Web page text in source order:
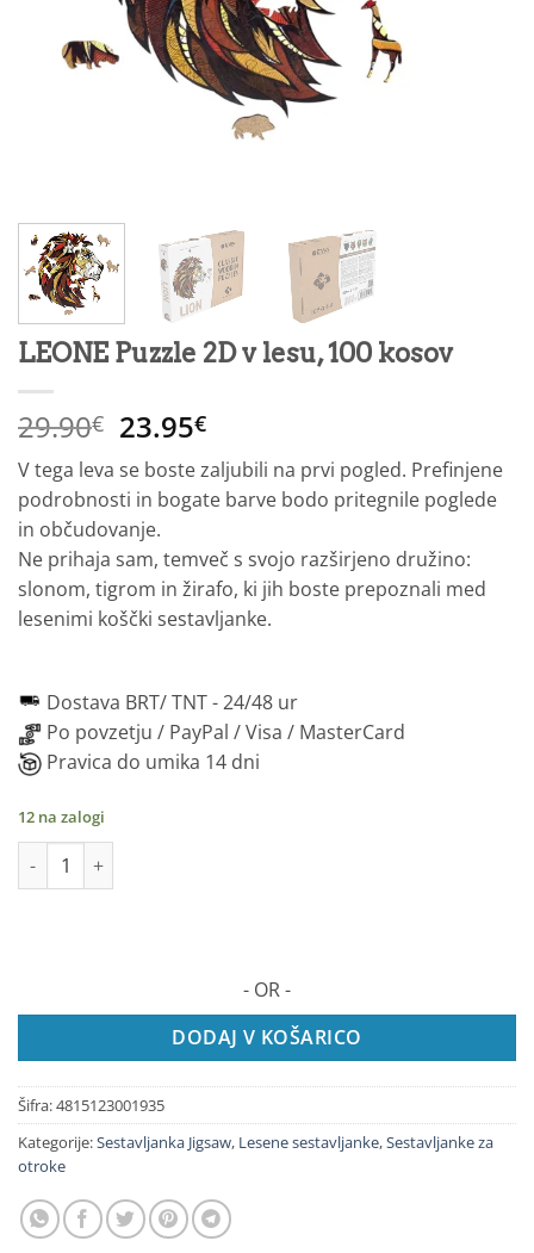
LEONE Puzzle 2D v lesu, 100 kosov
29.90€ Izvirna
cena
je
bila:
29.90€.
23.95€Trenutna
cena
je:
23.95€.
V tega leva se boste zaljubili na prvi pogled. Prefinjene
podrobnosti in bogate barve bodo pritegnile poglede
in občudovanje.
Ne prihaja sam, temveč s svojo razširjeno družino:
slonom, tigrom in žirafo, ki jih boste prepoznali med
lesenimi koščki sestavljanke.
Dostava BRT/ TNT -24/48 ur
Po povzetju / PayPal / Visa / MasterCard
Pravica do umika 14 dni
12 na zalogi
LEONE Puzzle 2D v lesu , 100 kosov količina
- OR -
DODAJ V KOŠARICO
Šifra:4815123001935
Kategorije:Sestavljanka Jigsaw, Lesene sestavljanke,Sestavljanke za
otroke